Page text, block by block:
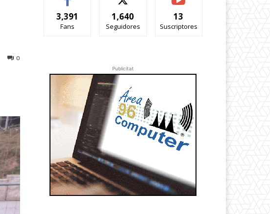
0
3,391
Fans
1,640
Seguidores
13
Suscriptores
Publicitat